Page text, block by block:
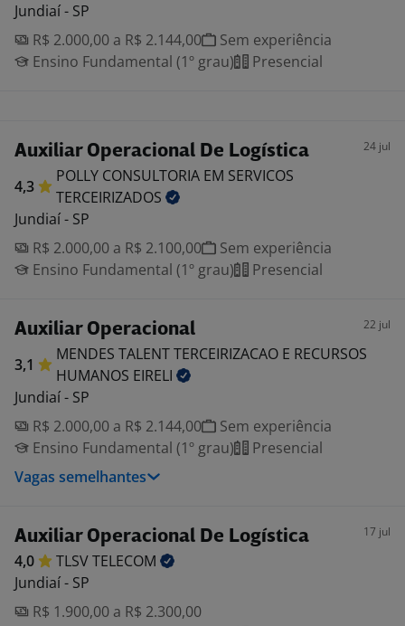
Jundiaí - SP
R$ 2.000,00 a R$ 2.144,00
Sem experiência
Ensino Fundamental (1º grau)
Presencial
Auxiliar Operacional De Logística 24 jul
4,3
POLLY CONSULTORIA EM SERVICOS
TERCEIRIZADOS
Jundiaí - SP
R$ 2.000,00 a R$ 2.100,00
Sem experiência
Ensino Fundamental (1º grau)
Presencial
Auxiliar Operacional 22 jul
3,1
MENDES TALENT TERCEIRIZACAO E RECURSOS
HUMANOS EIRELI
Jundiaí - SP
R$ 2.000,00 a R$ 2.144,00
Sem experiência
Ensino Fundamental (1º grau)
Presencial
Vagas semelhantes
Auxiliar Operacional De Logística 17 jul
4,0 TLSVTELECOM
Jundiaí - SP
R$ 1.900,00 a R$ 2.300,00